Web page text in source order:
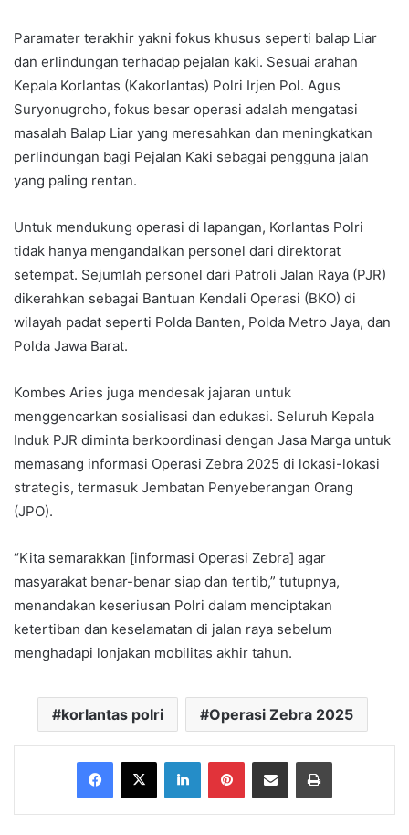
Paramater terakhir yakni fokus khusus seperti balap Liar
dan erlindungan terhadap pejalan kaki. Sesuai arahan
Kepala Korlantas (Kakorlantas) Polri Irjen Pol. Agus
Suryonugroho, fokus besar operasi adalah mengatasi
masalah Balap Liar yang meresahkan dan meningkatkan
perlindungan bagi Pejalan Kaki sebagai pengguna jalan
yang paling rentan.
Untuk mendukung operasi di lapangan, Korlantas Polri
tidak hanya mengandalkan personel dari direktorat
setempat. Sejumlah personel dari Patroli Jalan Raya (PJR)
dikerahkan sebagai Bantuan Kendali Operasi (BKO) di
wilayah padat seperti Polda Banten, Polda Metro Jaya, dan
Polda Jawa Barat.
Kombes Aries juga mendesak jajaran untuk
menggencarkan sosialisasi dan edukasi. Seluruh Kepala
Induk PJR diminta berkoordinasi dengan Jasa Marga untuk
memasang informasi Operasi Zebra 2025 di lokasi-lokasi
strategis, termasuk Jembatan Penyeberangan Orang
(JPO).
“Kita semarakkan [informasi Operasi Zebra] agar
masyarakat benar-benar siap dan tertib,” tutupnya,
menandakan keseriusan Polri dalam menciptakan
ketertiban dan keselamatan di jalan raya sebelum
menghadapi lonjakan mobilitas akhir tahun.
korlantas polri Operasi Zebra 2025
Facebook
X LinkedInPinterestShare via Email Print